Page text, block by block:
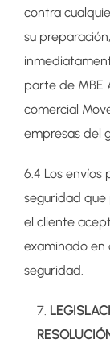
contra
su
parte de MBE
comercial
empresas del
6.4 Los envíos
seguridad que
el cliente
examinado en
seguridad.